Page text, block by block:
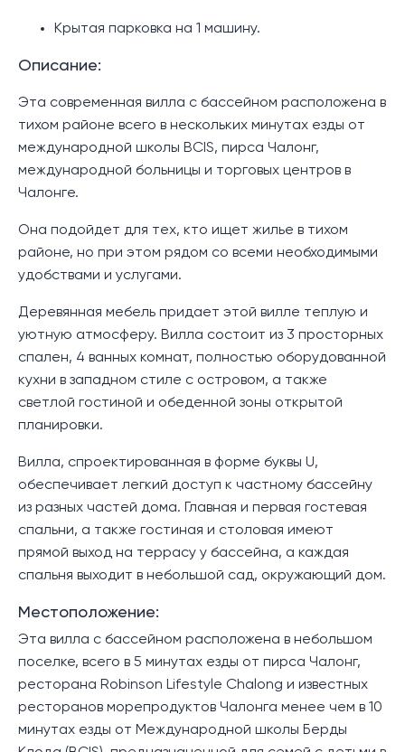
Крытая парковка на 1 машину.
Описание:
Эта современная вилла с бассейном расположена в
тихом районе всего в нескольких минутах езды от
международной школы BCIS, пирса Чалонг,
международной больницы и торговых центров в
Чалонге.
Она подойдет для тех, кто ищет жилье в тихом
районе, но при этом рядом со всеми необходимыми
удобствами и услугами.
Деревянная мебель придает этой вилле теплую и
уютную атмосферу. Вилла состоит из 3 просторных
спален, 4 ванных комнат, полностью оборудованной
кухни в западном стиле с островом, а также
светлой гостиной и обеденной зоны открытой
планировки.
Вилла, спроектированная в форме буквы U,
обеспечивает легкий доступ к частному бассейну
из разных частей дома. Главная и первая гостевая
спальни, а также гостиная и столовая имеют
прямой выход на террасу у бассейна, а каждая
спальня выходит в небольшой сад, окружающий дом.
Местоположение:
Эта вилла с бассейном расположена в небольшом
поселке, всего в 5 минутах езды от пирса Чалонг,
ресторана Robinson Lifestyle Chalong и известных
ресторанов морепродуктов Чалонга менее чем в 10
минутах езды от Международной школы Берды